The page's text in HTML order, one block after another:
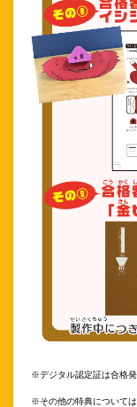
※デジタル認定証は合格発
※その他の特典については